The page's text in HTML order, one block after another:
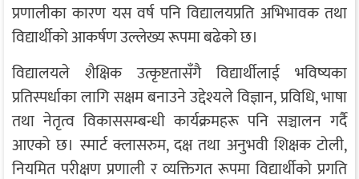
प्रणालीका कारण यस वर्ष पनि विद्यालयप्रति अभिभावक तथा
विद्यार्थीको आकर्षण उल्लेख्य रूपमा बढेको छ।
विद्यालयले शैक्षिक उत्कृष्टतासँगै विद्यार्थीलाई भविष्यका
प्रतिस्पर्धाका लागि सक्षम बनाउने उद्देश्यले विज्ञान, प्रविधि, भाषा
तथा नेतृत्व विकाससम्बन्धी कार्यक्रमहरू पनि सञ्चालन गर्दै
आएको छ। स्मार्ट क्लासरुम, दक्ष तथा अनुभवी शिक्षक टोली,
नियमित परीक्षण प्रणाली र व्यक्तिगत रूपमा विद्यार्थीको प्रगति